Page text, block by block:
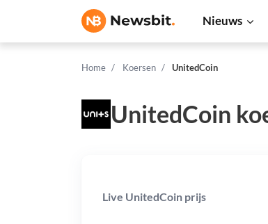
Nieuws
Home Koersen UnitedCoin
UnitedCoin
Live UnitedCoin prijs